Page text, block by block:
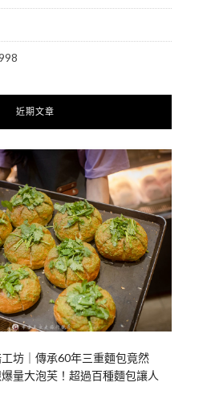
近期文章
坊｜傳承60年三重麵包竟然
量大泡芙！超過百種麵包讓人